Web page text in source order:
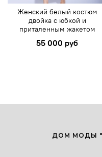
Женский белый костюм
двойка с юбкой и
приталенным жакетом
55 000 руб
ДОМ МОДЫ